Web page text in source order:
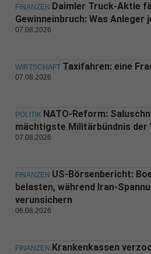
FINANZEN Daimler Truck-Aktie
Gewinneinbruch: Was Anleger
07.08.2026
WIRTSCHAFT Taxifahren: eine
07.08.2026
POLITIK NATO-Reform:
mächtigste Militärbündnis der
07.08.2026
FINANZEN US-Börsenbericht:
belasten, während Iran-
verunsichern
06.08.2026
FINANZEN Krankenkassen